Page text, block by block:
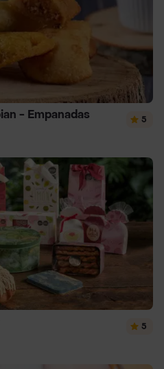
- Empanadas 5
5